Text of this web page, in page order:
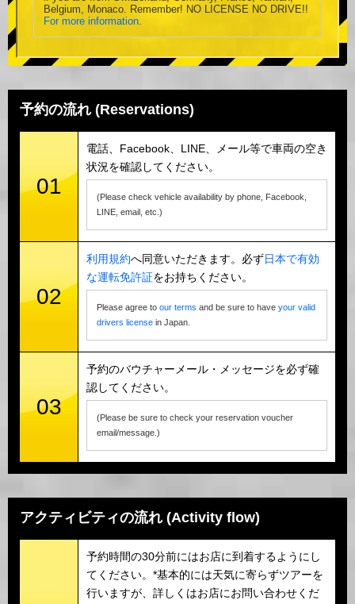
Belgium, Monaco. Remember! NO LICENSE NO DRIVE!!
For more information.
予約の流れ (Reservations)
01
電話、Facebook、LINE、メール等で車両の空き
状況を確認してください。
(Please check vehicle availability by phone, Facebook,
LINE, email, etc.)
02
利用規約へ同意いただきます。必ず日本で有効
な運転免許証をお持ちください。
Please agree to our terms and be sure to have your valid
drivers license in Japan.
03
予約のバウチャーメール・メッセージを必ず確
認してください。
(Please be sure to check your reservation voucher
email/message.)
アクティビティの流れ (Activity flow)
予約時間の30分前にはお店に到着するようにし
てください。*基本的には天気に寄らずツアーを
行いますが、詳しくはお店にお問い合わせくだ